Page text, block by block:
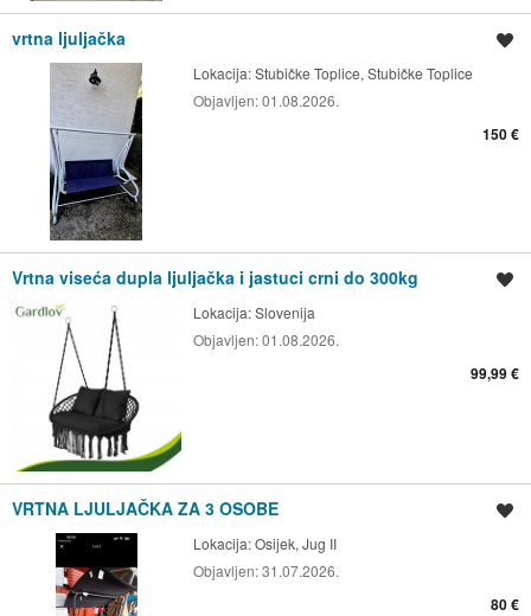
vrtna ljuljačka
Lokacija:Stubičke Toplice, Stubičke Toplice
Objavljen:01.08.2026.
150 €
Vrtna viseća dupla ljuljačka i jastuci crni do 300kg
Lokacija:Slovenija
Objavljen:01.08.2026.
99,99 €
VRTNA LJULJAČKA ZA 3 OSOBE
Lokacija:Osijek, Jug II
Objavljen:31.07.2026.
80 €